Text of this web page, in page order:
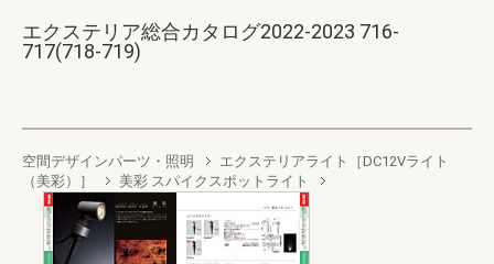
エクステリア総合カタログ2022-2023 716-
717(718-719)
空間デザインパーツ・照明
エクステリアライト［DC12Vライト
（美彩）］
美彩 スパイクスポットライト